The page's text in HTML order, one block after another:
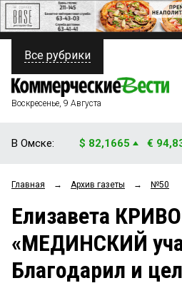
ПОЛИТИКА
ФИНАНСЫ
ОБЩЕСТВО
ЗАКОН
НОВОСТИ КОМПАНИЙ
Все рубрики
Воскресенье, 9 Августа
В Омске: $ 82,1665 €
Главная → Архив газеты → №50
Елизавета
«МЕДИНСКИЙ
Благодарил и